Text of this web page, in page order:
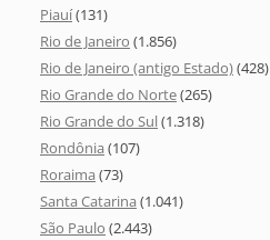
Piauí(131)
Rio de Janeiro (1.856)
Rio de Janeiro (antigo Estado)(428)
Rio Grande do Norte(265)
Rio Grande do Sul(1.318)
Rondônia (107)
Roraima (73)
Santa Catarina (1.041)
São Paulo (2.443)